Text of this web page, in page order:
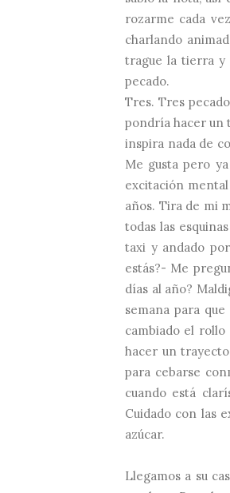
rozarme cada
charlando
trague la tierra y
pecado.
Tres. Tres
pondría hacer un
inspira nada de
Me gusta pero
excitación
años. Tira de mi
todas las
taxi y andado
estás?- Me
días al año?
semana para
cambiado el
hacer un
para cebarse
cuando está
Cuidado con las
azúcar.
Llegamos a su